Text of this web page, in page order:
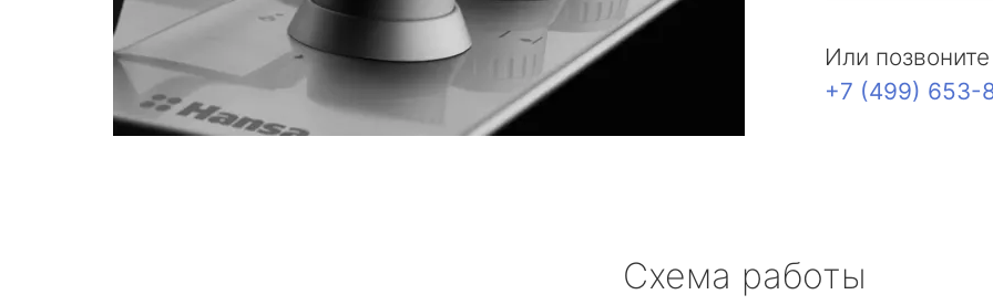
Или
+7 (499) 653-
Схема работы